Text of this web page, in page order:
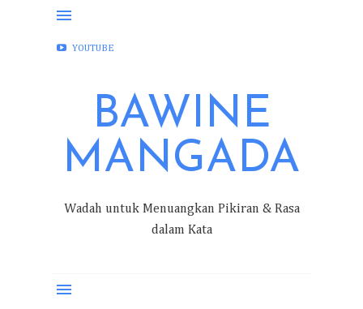
FACEBOOK
YOUTUBE
BAWINE
MANGADA
Wadah untuk Menuangkan Pikiran & Rasa
dalam Kata